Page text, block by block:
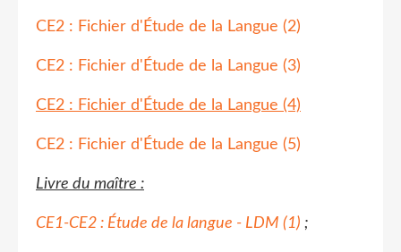
CE2 : Fichier d'Étude de la Langue (2)
CE2 : Fichier d'Étude de la Langue (3)
CE2 : Fichier d'Étude de la Langue (4)
CE2 : Fichier d'Étude de la Langue (5)
Livre du maître :
CE1-CE2 : Étude de la langue - LDM (1) ;